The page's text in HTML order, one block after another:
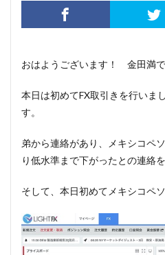
おはようございます！ 金田満で
本日は初めてFX取引きを行いま
す。
弟から連絡があり、メキシコペ
り低水準まで下がったとの連絡
そして、本日初めてメキシコペ